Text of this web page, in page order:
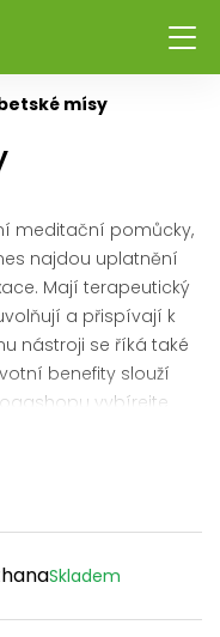
mísy
meditační pomůcky,
najdou uplatnění
Mají terapeutický
a přispívají k
nástroji se říká také
benefity slouží
vybírejte
vyrobené.
materiálu – mosazi.
harmoničtějším
Skladem